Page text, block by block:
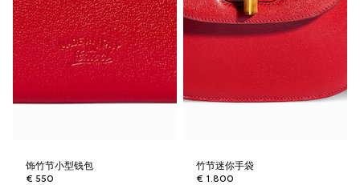
饰竹节小型钱包
€ 550
竹节迷你手袋
€ 1.800